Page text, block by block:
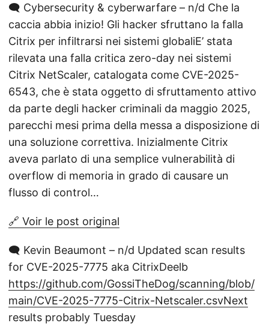
🗨️ Cybersecurity & cyberwarfare – n/d Che la
caccia abbia inizio! Gli hacker sfruttano la falla
Citrix per infiltrarsi nei sistemi globaliE’ stata
rilevata una falla critica zero-day nei sistemi
Citrix NetScaler, catalogata come CVE-2025-
6543, che è stata oggetto di sfruttamento attivo
da parte degli hacker criminali da maggio 2025,
parecchi mesi prima della messa a disposizione di
una soluzione correttiva. Inizialmente Citrix
aveva parlato di una semplice vulnerabilità di
overflow di memoria in grado di causare un
flusso di control…
🔗 Voir le post original
🗨️ Kevin Beaumont – n/d Updated scan results
for CVE-2025-7775 aka CitrixDeelb
https://github.com/GossiTheDog/scanning/blob/
main/CVE-2025-7775-Citrix-Netscaler.csvNext
results probably Tuesday